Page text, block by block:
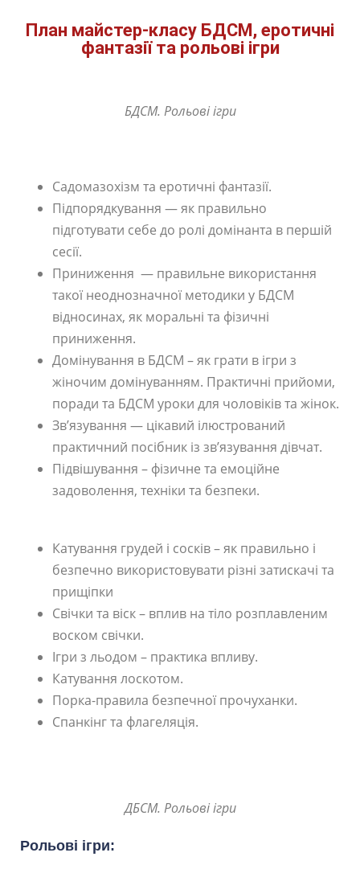
План майстер-класу БДСМ, еротичні
фантазії та рольові ігри
БДСМ. Рольові ігри
Садомазохізм та еротичні фантазії.
Підпорядкування — як правильно
підготувати себе до ролі домінанта в першій
сесії.
Приниження — правильне використання
такої неоднозначної методики у БДСМ
відносинах, як моральні та фізичні
приниження.
Домінування в БДСМ – як грати в ігри з
жіночим домінуванням. Практичні прийоми,
поради та БДСМ уроки для чоловіків та жінок.
Зв’язування — цікавий ілюстрований
практичний посібник із зв’язування дівчат.
Підвішування – фізичне та емоційне
задоволення, техніки та безпеки.
Катування грудей і сосків – як правильно і
безпечно використовувати різні затискачі та
прищіпки
Свічки та віск – вплив на тіло розплавленим
воском свічки.
Ігри з льодом – практика впливу.
Катування лоскотом.
Порка-правила безпечної прочуханки.
Спанкінг та флагеляція.
ДБСМ. Рольові ігри
Рольові ігри: